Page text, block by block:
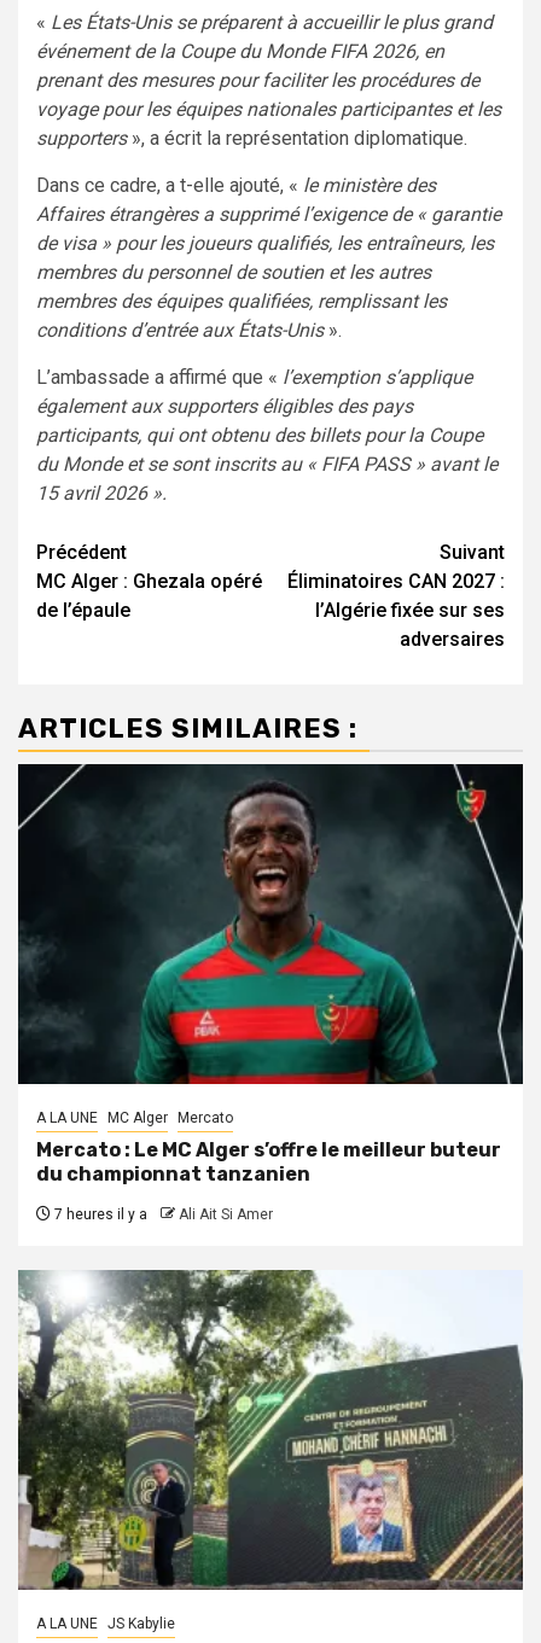
« Les États-Unis se préparent à accueillir le plus grand
événement de la Coupe du Monde FIFA 2026, en
prenant des mesures pour faciliter les procédures de
voyage pour les équipes nationales participantes et les
supporters», a écrit la représentation diplomatique.
Dans ce cadre, a t-elle ajouté, « le ministère des
Affaires étrangères a supprimé l’exigence de « garantie
de visa » pour les joueurs qualifiés, les entraîneurs, les
membres du personnel de soutien et les autres
membres des équipes qualifiées, remplissant les
conditions d’entrée aux États-Unis».
L’ambassade a affirmé que « l’exemption s’applique
également aux supporters éligibles des pays
participants, qui ont obtenu des billets pour la Coupe
du Monde et se sont inscrits au « FIFA PASS » avant le
15 avril 2026 ».
Navigation
d’article
Précédent
MC Alger : Ghezala opéré
de l’épaule
Suivant
Éliminatoires CAN 2027 :
l’Algérie fixée sur ses
adversaires
ARTICLES SIMILAIRES :
A LA UNE MC Alger Mercato
Mercato : Le MC Alger s’offre le meilleur buteur
du championnat tanzanien
7 heures il y a Ali Ait Si Amer
A LA UNE JS Kabylie